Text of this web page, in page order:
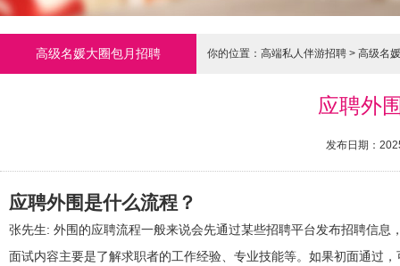
高级名媛大圈包月招聘 你的位置： 高端私人伴游招聘 > 高级名
应聘外
发布日期：
应聘外围是什么流程？
张先生: 外围的应聘流程一般来说会先通过某些招聘平台发布招聘信
面试内容主要是了解求职者的工作经验、专业技能等。如果初面通过